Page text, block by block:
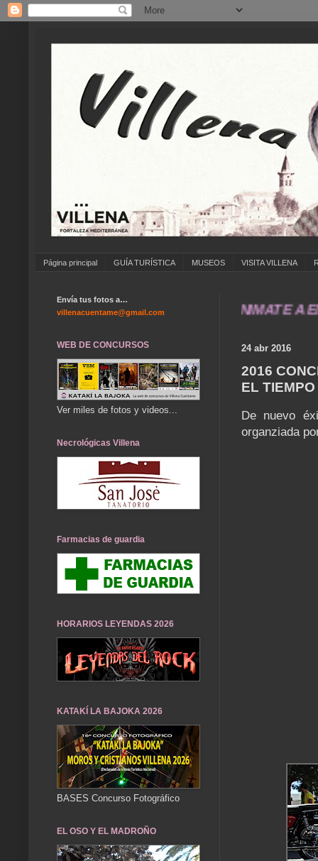
Página principal GUÍA TURÍSTICA MUSEOS VISITA VILLENA
... ANÍMATE A ENVIAR
24 abr 2016
2016
EL
De nuevo
organziada
Envía tus fotos a…
villenacuentame@gmail.com
WEB DE CONCURSOS
Ver miles de fotos y videos...
Necrológicas Villena
Farmacias de guardia
HORARIOS LEYENDAS 2026
KATAKÍ LA BAJOKA 2026
BASES Concurso Fotográfico
EL OSO Y EL MADROÑO